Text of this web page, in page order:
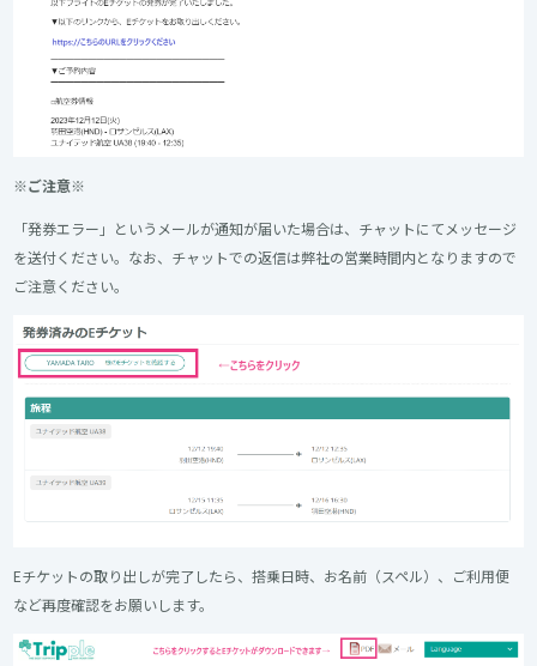
※ご注意※
「発券エラー」というメールが通知が届いた場合は、チャットにてメッセージ
を送付ください。なお、チャットでの返信は弊社の営業時間内となりますので
ご注意ください。
Eチケットの取り出しが完了したら、搭乗日時、お名前（スペル）、ご利用便
など再度確認をお願いします。